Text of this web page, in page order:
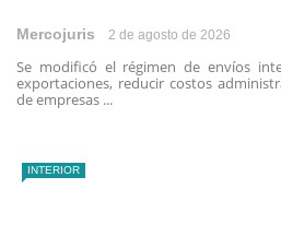
Mercojuris 2 de agosto de 2026
Se modificó el régimen de envíos
exportaciones, reducir costos
de empresas ...
INTERIOR